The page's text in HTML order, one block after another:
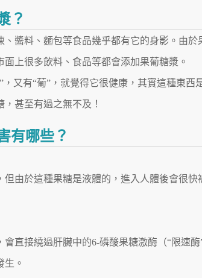
？
、醬料、麵包等食品幾乎都有它的身影。由
面上很多飲料、食品等都會添加果葡糖漿。
，又有“葡”，就覺得它很健康，其實這種東
甚至有過之無不及！
有哪些？
但由於這種果糖是液體的，進入人體後會很
會直接繞過肝臟中的6-磷酸果糖激酶（“限速
生。